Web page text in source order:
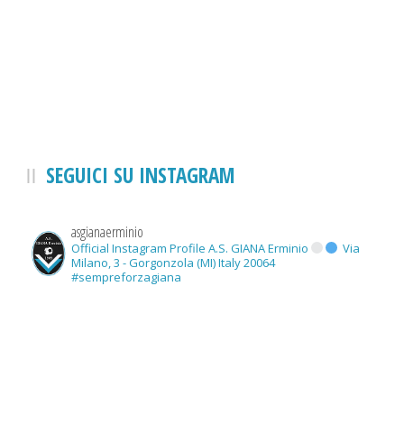
SEGUICI SU INSTAGRAM
asgianaerminio
Official Instagram Profile A.S. GIANA Erminio
Via
Milano, 3 - Gorgonzola (MI) Italy 20064
#sempreforzagiana